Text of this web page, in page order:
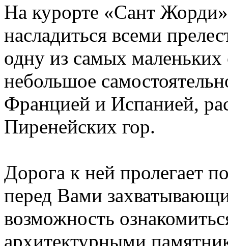
На курорте «Сант
насладиться всеми
одну из самых
небольшое
Францией и Испанией,
Пиренейских гор.
Дорога к ней пролегает
перед Вами
возможность
архитектурными